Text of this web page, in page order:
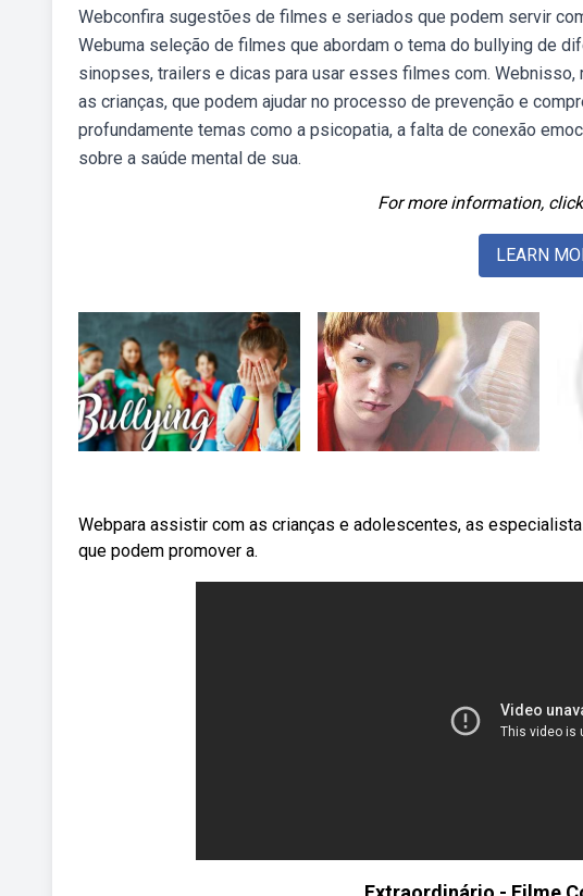
Webconfira sugestões de filmes e seriados que podem servir
Webuma seleção de filmes que abordam o tema do bullying de
sinopses, trailers e dicas para usar esses filmes com.
as crianças, que podem ajudar no processo de prevenção e
profundamente temas como a psicopatia, a falta de conexão
sobre a saúde mental de sua.
For more information,
LEARN
Webpara assistir com as crianças e adolescentes, as
que podem promover a.